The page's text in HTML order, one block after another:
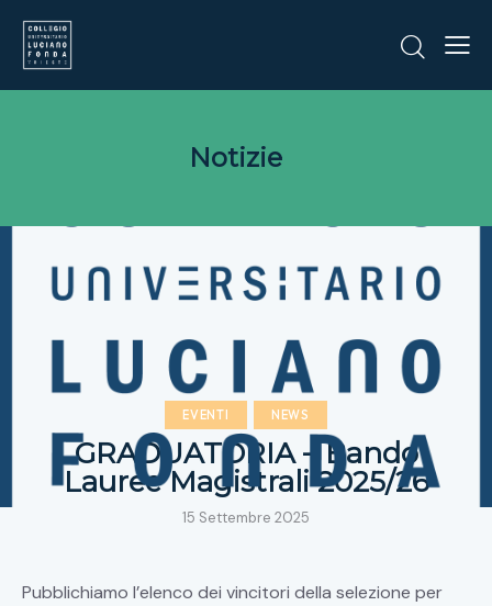
Notizie
EVENTI NEWS
GRADUATORIA – Bando
Lauree Magistrali 2025/26
15 Settembre 2025
Pubblichiamo l’elenco dei vincitori della selezione per